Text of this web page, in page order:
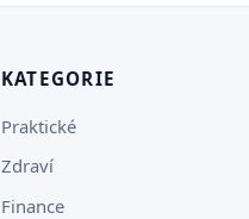
KATEGORIE
Praktické
Zdraví
Finance